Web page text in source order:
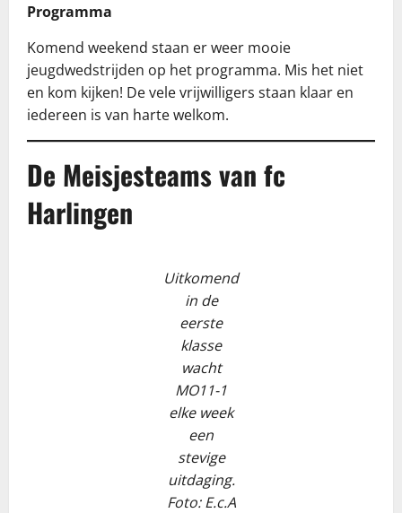
Programma
Komend weekend staan er weer mooie
jeugdwedstrijden op het programma. Mis het niet
en kom kijken! De vele vrijwilligers staan klaar en
iedereen is van harte welkom.
De Meisjesteams van fc
Harlingen
Uitkomend
in de
eerste
klasse
wacht
MO11-1
elke week
een
stevige
uitdaging.
Foto: E.c.A